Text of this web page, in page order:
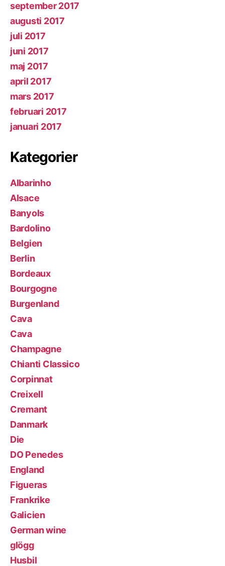
september 2017
augusti 2017
juli 2017
juni 2017
maj 2017
april 2017
mars 2017
februari 2017
januari 2017
Kategorier
Albarinho
Alsace
Banyols
Bardolino
Belgien
Berlin
Bordeaux
Bourgogne
Burgenland
Cava
Cava
Champagne
Chianti Classico
Corpinnat
Creixell
Cremant
Danmark
Die
DO Penedes
England
Figueras
Frankrike
Galicien
German wine
glögg
Husbil